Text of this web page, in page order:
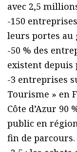
avec 2,5
-150
leurs portes au
-50 % des
existent depuis
-3 entreprises
Tourisme » en
Côte d’Azur 90
public en
fin de parcours.